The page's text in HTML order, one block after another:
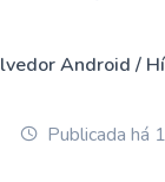
Android /
Publicada há